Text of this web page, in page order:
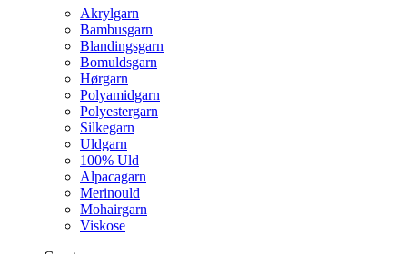
Akrylgarn
Bambusgarn
Blandingsgarn
Bomuldsgarn
Hørgarn
Polyamidgarn
Polyestergarn
Silkegarn
Uldgarn
100% Uld
Alpacagarn
Merinould
Mohairgarn
Viskose